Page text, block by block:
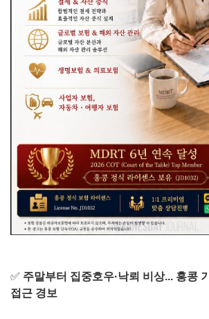
✅ 주말부터 집중호우·낙뢰 비상... 홍콩
접근 경보